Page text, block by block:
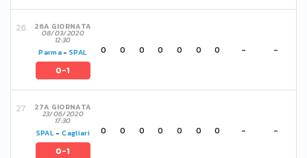
26A GIORNATA
08/03/2020
12:30
Parma-SPAL
0-1
0 0 0 0 0 0 0 - -
27A GIORNATA
23/06/2020
17:30
SPAL -Cagliari
0-1
0 0 0 0 0 0 0 - -